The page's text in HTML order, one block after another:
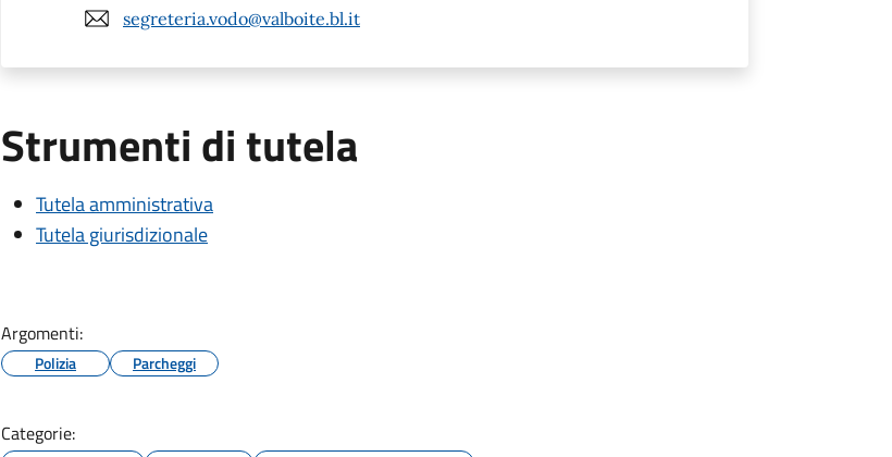
segreteria.vodo@valboite.bl.it
Strumenti di tutela
Tutela amministrativa
Tutela giurisdizionale
Argomenti:
Polizia Parcheggi
Categorie: